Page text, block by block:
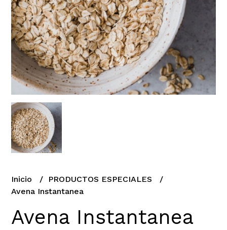
Inicio
PRODUCTOS ESPECIALES
Avena Instantanea
Avena Instantanea